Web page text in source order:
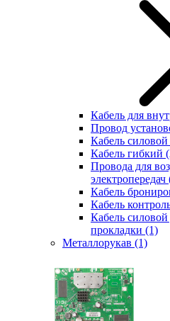
Кабель для
Провод
Кабель силовой
Кабель гибкий
Провода для
электропередач
Кабель
Кабель
Кабель
прокладки (1)
Металлорукав (1)